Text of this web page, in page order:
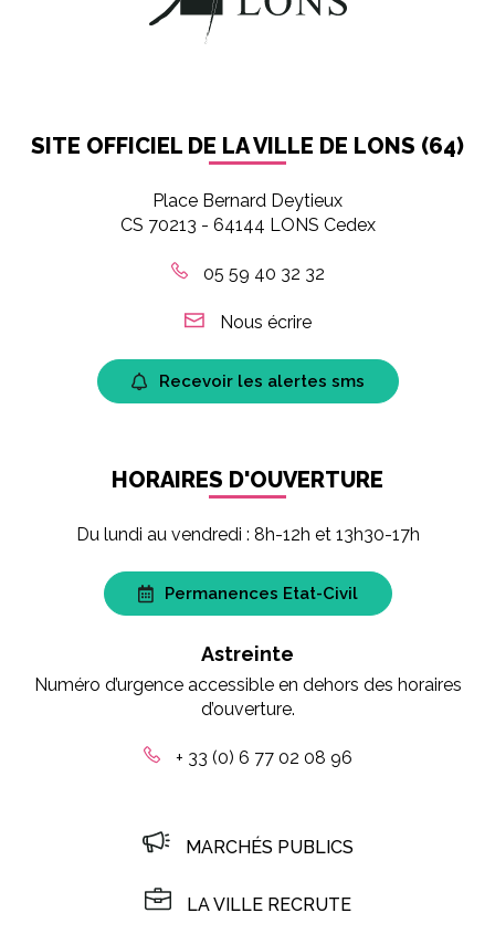
SITE OFFICIEL DE LA VILLE DE LONS (64)
Place Bernard Deytieux
CS 70213 - 64144 LONS Cedex
05 59 40 32 32
Nous écrire
Recevoir les alertes sms
HORAIRES D'OUVERTURE
Du lundi au vendredi : 8h-12h et 13h30-17h
Permanences Etat-Civil
Astreinte
Numéro d’urgence accessible en dehors des horaires
d’ouverture.
+ 33 (0) 6 77 02 08 96
MARCHÉS PUBLICS
LA VILLE RECRUTE